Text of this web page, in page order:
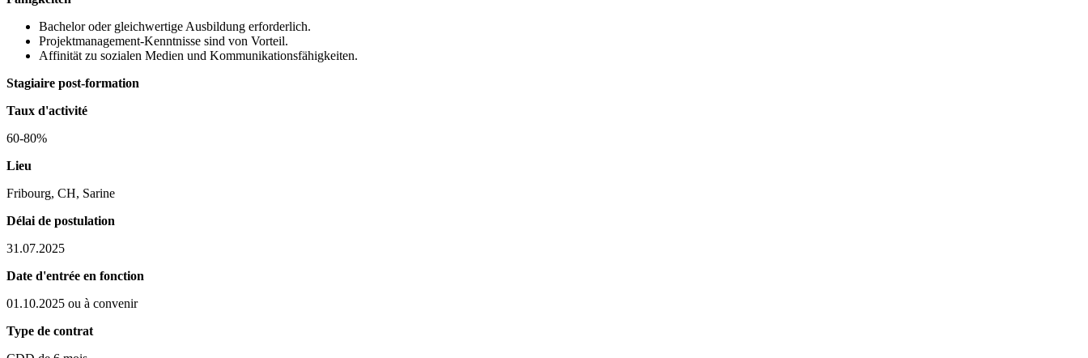
Bachelor oder gleichwertige Ausbildung erforderlich.
Projektmanagement-Kenntnisse sind von Vorteil.
Affinität zu sozialen Medien und Kommunikationsfähigkeiten.
Stagiaire post-formation
Taux d'activité
60-80%
Lieu
Fribourg, CH, Sarine
Délai de postulation
31.07.2025
Date d'entrée en fonction
01.10.2025 ou à convenir
Type de contrat